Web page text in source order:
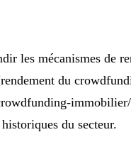
les mécanismes de
du
du secteur.